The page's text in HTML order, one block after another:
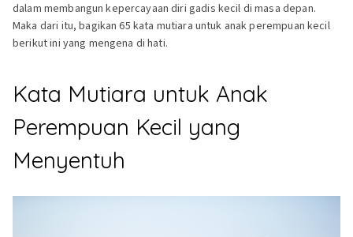
dalam membangun kepercayaan diri gadis kecil di masa depan.
Maka dari itu, bagikan 65 kata mutiara untuk anak perempuan kecil
berikut ini yang mengena di hati.
Kata Mutiara untuk Anak
Perempuan Kecil yang
Menyentuh